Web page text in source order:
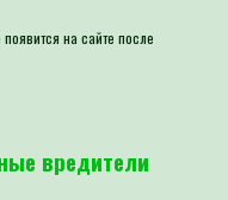
вредители